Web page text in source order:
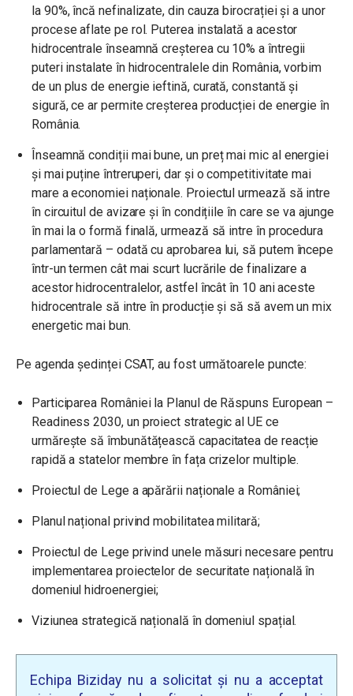
la 90%, încă nefinalizate, din cauza birocrației și a unor
procese aflate pe rol. Puterea instalată a acestor
hidrocentrale înseamnă creșterea cu 10% a întregii
puteri instalate în hidrocentralele din România, vorbim
de un plus de energie ieftină, curată, constantă și
sigură, ce ar permite creșterea producției de energie în
România.
Înseamnă condiții mai bune, un preț mai mic al energiei
și mai puține întreruperi, dar și o competitivitate mai
mare a economiei naționale. Proiectul urmează să intre
în circuitul de avizare și în condițiile în care se va ajunge
în mai la o formă finală, urmează să intre în procedura
parlamentară – odată cu aprobarea lui, să putem începe
într-un termen cât mai scurt lucrările de finalizare a
acestor hidrocentralelor, astfel încât în 10 ani aceste
hidrocentrale să intre în producție și să să avem un mix
energetic mai bun.
Pe agenda ședinței CSAT, au fost următoarele puncte:
Participarea României la Planul de Răspuns European –
Readiness 2030, un proiect strategic al UE ce
urmărește să îmbunătățească capacitatea de reacție
rapidă a statelor membre în fața crizelor multiple.
Proiectul de Lege a apărării naționale a României;
Planul național privind mobilitatea militară;
Proiectul de Lege privind unele măsuri necesare pentru
implementarea proiectelor de securitate națională în
domeniul hidroenergiei;
Viziunea strategică națională în domeniul spațial.
Echipa Biziday nu a solicitat și nu a acceptat